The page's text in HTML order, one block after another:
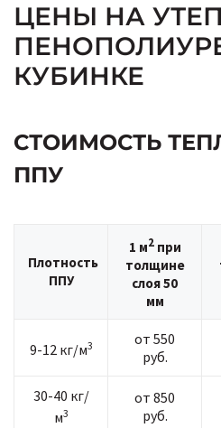
ЦЕНЫ НА
КУБИНКЕ
СТОИМОСТЬ
ППУ
Плотность
ППУ
1 м2при
толщине
слоя 50
мм
9-12 кг/м3
от 550
руб.
30-40 кг/
м3
от 850
руб.